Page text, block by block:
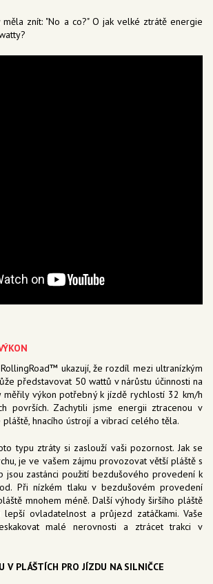
měla znít: "No a co?" O jak velké ztrátě energie
ukazují, že rozdíl mezi ultranízkým
představovat 50 wattů v nárůstu účinnosti na
měřily výkon potřebný k jízdě rychlostí 32 km/h
površích. Zachytili jsme energii ztracenou v
hnacího ústrojí a vibrací celého těla.
typu ztráty si zaslouží vaši pozornost. Jak se
je ve vašem zájmu provozovat větší pláště s
jsou zastánci použití bezdušového provedení k
Při nízkém tlaku v bezdušovém provedení
mnohem méně. Další výhody širšího pláště
ovladatelnost a průjezd zatáčkami. Vaše
malé nerovnosti a ztrácet trakci v
V PLÁŠTÍCH PRO JÍZDU NA SILNIČCE